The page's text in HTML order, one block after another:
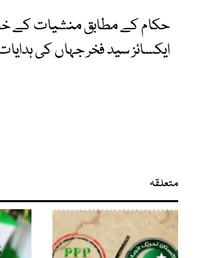
حکام کے مطابق منشیات کے
ایکسائز سید فخر جہاں کی
متعلقہ